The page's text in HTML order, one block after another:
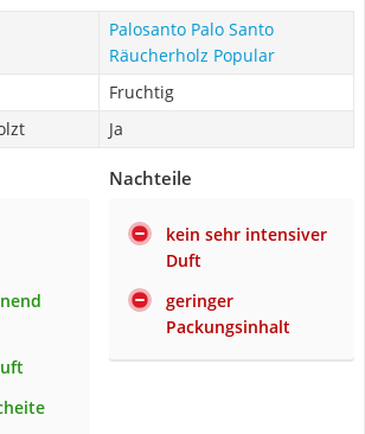
Palosanto Palo Santo
Räucherholz Popular
Fruchtig
Ja
Nachteile
kein sehr intensiver
Duft
geringer
Packungsinhalt